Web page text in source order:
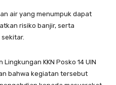
air yang menumpuk dapat
risiko banjir, serta
KKN Posko 14 UIN
bahwa kegiatan tersebut